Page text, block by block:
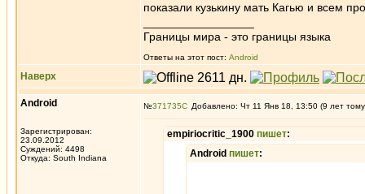
показали кузькину мать Кагью и всем
Границы мира - это границы языка
Ответы на этот пост: Android
Наверх
Android
Зарегистрирован:
23.09.2012
Суждений: 4498
Откуда: South Indiana
№371735 Добавлено: Чт 11 Янв 18, 13:50 (9 лет
empiriocritic_1900 пишет:
Android пишет: